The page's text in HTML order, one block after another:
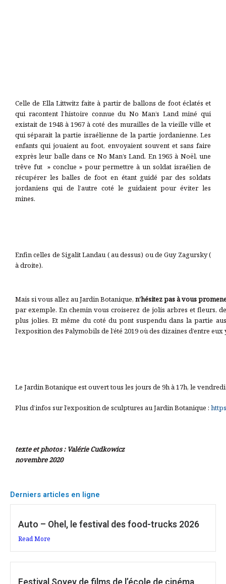
Celle de Ella Littwitz faite à partir de ballons de foot éclatés et
qui racontent l’histoire connue du No Man’s Land miné qui
existait de 1948 à 1967 à coté des murailles de la vieille ville et
qui séparait la partie israélienne de la partie jordanienne. Les
enfants qui jouaient au foot, envoyaient souvent et sans faire
exprès leur balle dans ce No Man’s Land. En 1965 à Noël, une
trêve fut » conclue » pour permettre à un soldat israélien de
récupérer les balles de foot en étant guidé par des soldats
jordaniens qui de l’autre coté le guidaient pour éviter les
mines.
Enfin celles de Sigalit Landau ( au dessus) ou de Guy Zagursky (
à droite).
Mais si vous allez au Jardin Botanique,n’hésitez pas à vous
par exemple. En chemin vous croiserez de jolis arbres et fleurs,
plus jolies. Et même du coté du pont suspendu dans la partie
l’exposition des Palymobils de l’été 2019 où des dizaines d’entre
Le Jardin Botanique est ouvert tous les jours de 9h à 17h, le vendredi
Plus d’infos sur l’exposition de sculptures au Jardin Botanique :
texte et photos : Valérie Cudkowicz
novembre 2020
Derniers articles en ligne
Auto – Ohel, le festival des food-trucks 2026
Read More